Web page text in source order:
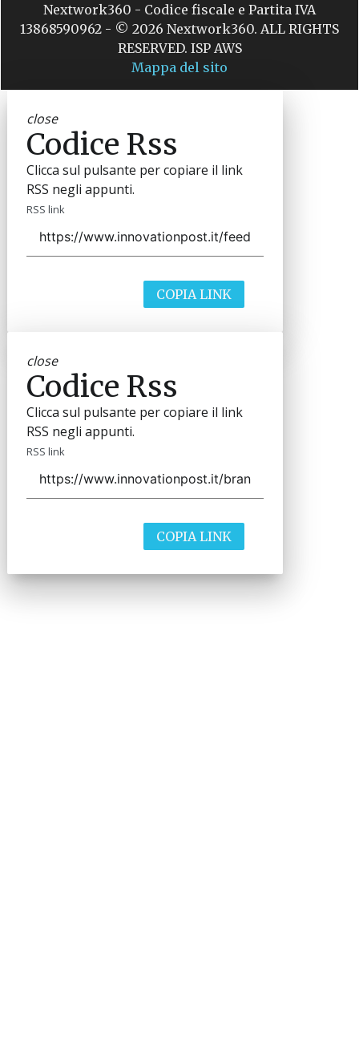
Nextwork360 - Codice fiscale e Partita IVA
13868590962 - © 2026 Nextwork360. ALL RIGHTS
RESERVED. ISP AWS
Mappa del sito
close
Codice Rss
Clicca sul pulsante per copiare il link
RSS negli appunti.
RSS link
COPIA LINK
close
Codice Rss
Clicca sul pulsante per copiare il link
RSS negli appunti.
RSS link
COPIA LINK